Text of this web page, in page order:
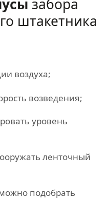
забора
штакетника
воздуха;
возведения;
уровень
ленточный
подобрать